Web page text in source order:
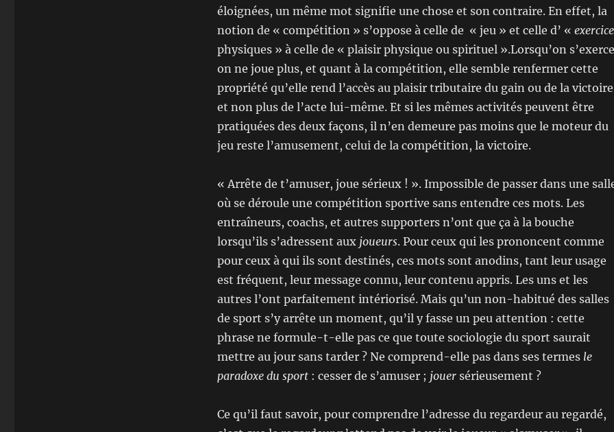
éloignées, un même mot signifie une chose et son contraire. En effet, la
notion de « compétition » s’oppose à celle de « jeu » et celle d’ «
physiques » à celle de « plaisir physique ou spirituel ».Lorsqu’on
on ne joue plus, et quant à la compétition, elle semble renfermer cette
propriété qu’elle rend l’accès au plaisir tributaire du gain ou de la
et non plus de l’acte lui-même. Et si les mêmes activités peuvent être
pratiquées des deux façons, il n’en demeure pas moins que le moteur du
jeu reste l’amusement, celui de la compétition, la victoire.
« Arrête de t’amuser, joue sérieux ! ». Impossible de passer dans une
où se déroule une compétition sportive sans entendre ces mots. Les
entraîneurs, coachs, et autres supporters n’ont que ça à la bouche
lorsqu’ils s’adressent aux joueurs. Pour ceux qui les prononcent comme
pour ceux à qui ils sont destinés, ces mots sont anodins, tant leur usage
est fréquent, leur message connu, leur contenu appris. Les uns et les
autres l’ont parfaitement intériorisé. Mais qu’un non-habitué des salles
de sport s’y arrête un moment, qu’il y fasse un peu attention : cette
phrase ne formule-t-elle pas ce que toute sociologie du sport saurait
mettre au jour sans tarder ? Ne comprend-elle pas dans ses termes le
paradoxe du sport: cesser de s’amuser ; jouersérieusement ?
Ce qu’il faut savoir, pour comprendre l’adresse du regardeur au regardé,